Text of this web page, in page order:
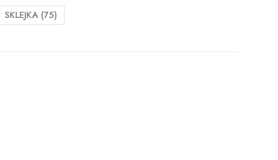
SKLEJKA (75)